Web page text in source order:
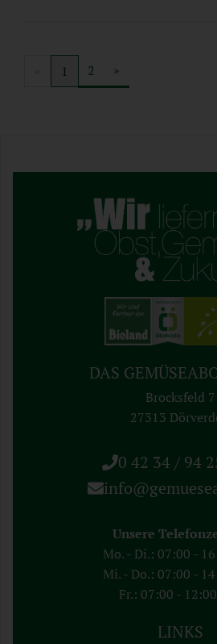
1 2 »
DAS
Brocksfeld 7
27313
0 42 34 / 94
Unsere
Mo. - Di.: 07:00 -
Mi. - Do.: 07:00 -
Fr.: 07:00 -
LINKS